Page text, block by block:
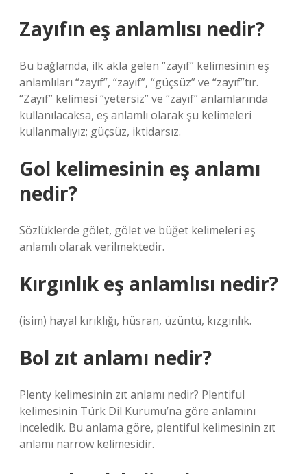
Zayıfın eş anlamlısı nedir?
Bu bağlamda, ilk akla gelen “zayıf” kelimesinin eş
anlamlıları “zayıf”, “zayıf”, “güçsüz” ve “zayıf”tır.
“Zayıf” kelimesi “yetersiz” ve “zayıf” anlamlarında
kullanılacaksa, eş anlamlı olarak şu kelimeleri
kullanmalıyız; güçsüz, iktidarsız.
Gol kelimesinin eş anlamı
nedir?
Sözlüklerde gölet, gölet ve büğet kelimeleri eş
anlamlı olarak verilmektedir.
Kırgınlık eş anlamlısı nedir?
(isim) hayal kırıklığı, hüsran, üzüntü, kızgınlık.
Bol zıt anlamı nedir?
Plenty kelimesinin zıt anlamı nedir? Plentiful
kelimesinin Türk Dil Kurumu’na göre anlamını
inceledik. Bu anlama göre, plentiful kelimesinin zıt
anlamı narrow kelimesidir.